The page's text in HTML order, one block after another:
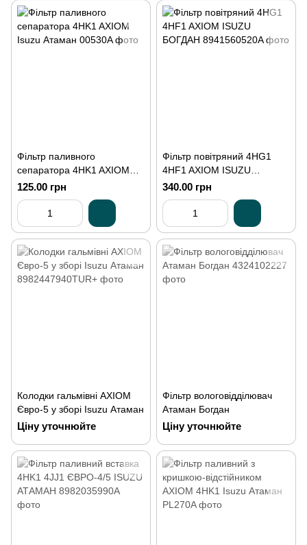
Фільтр паливного
сепаратора 4HK1 AXIOM
Isuzu Атаман
125.00 грн
Фільтр повітряний 4HG1
4HF1 AXIOM ISUZU
БОГДАН
340.00 грн
Колодки гальмівні AXIOM
Євро-5 у зборі Isuzu Атаман
Ціну уточнюйте
Фільтр вологовідділювач
Атаман Богдан
Ціну уточнюйте